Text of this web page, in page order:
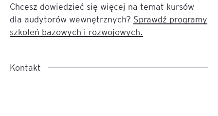
Chcesz dowiedzieć się więcej na temat kursów
dla audytorów wewnętrznych? Sprawdź programy
szkoleń bazowych i rozwojowych.
Kontakt